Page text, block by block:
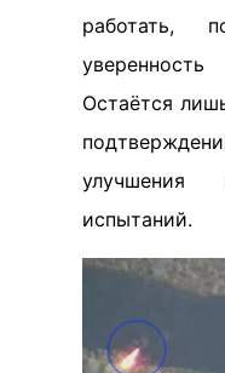
работать,
Остаётся
испытаний.